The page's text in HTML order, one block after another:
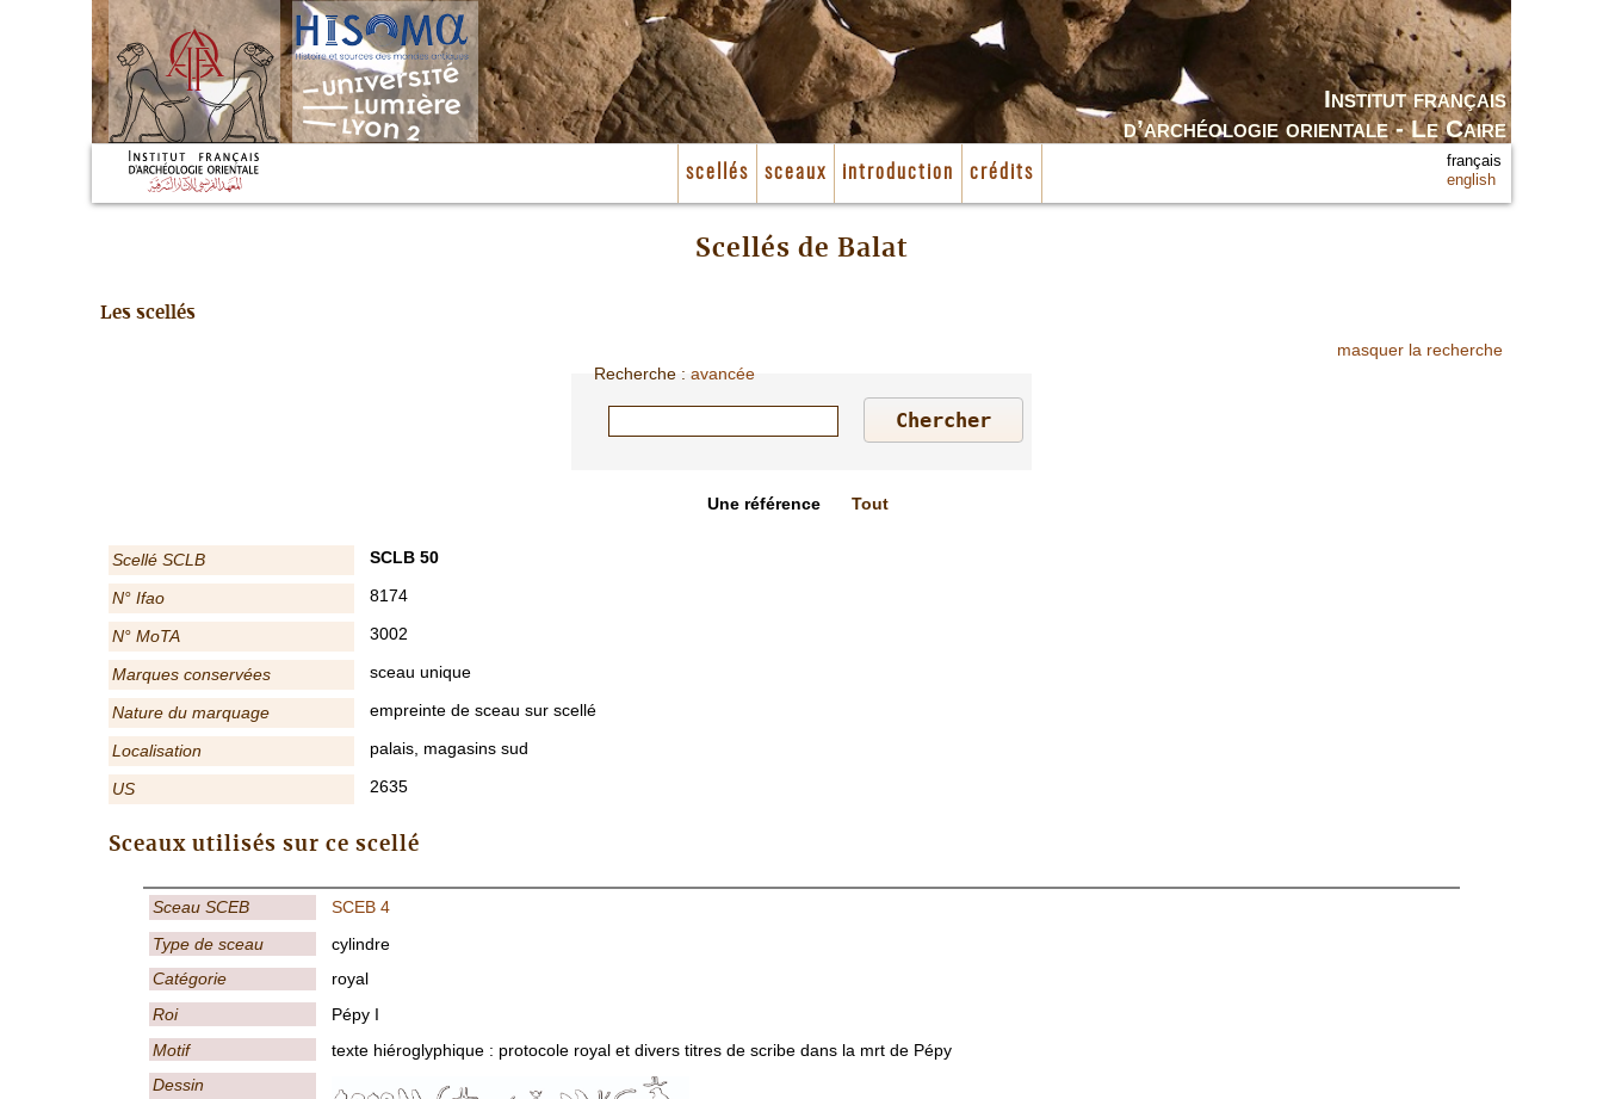
Institut français
d’archéologie orientale - Le Caire
scellés sceaux introduction crédits
français
english
Scellés de Balat
Les scellés
masquer la recherche
Recherche :avancée
Une référence Tout
Scellé SCLB SCLB 50
N° Ifao 8174
N° MoTA 3002
Marques conservées sceau unique
Nature du marquage empreinte de sceau sur scellé
Localisation palais, magasins sud
US 2635
Sceaux utilisés sur ce scellé
Sceau SCEB
SCEB 4
Type de sceau
cylindre
Catégorie
royal
Roi
Pépy I
Motif
texte hiéroglyphique : protocole royal et divers titres de scribe dans la mrt de Pépy
Dessin